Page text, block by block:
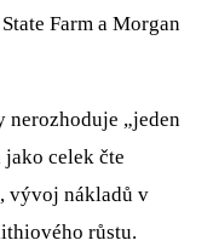
Farm a Morgan
nerozhoduje „jeden
celek čte
vývoj nákladů v
růstu.